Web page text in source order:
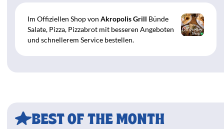
Im Offiziellen Shop von Akropolis Grill Bünde
Salate, Pizza, Pizzabrot mit besseren Angeboten
und schnellerem Service bestellen.
BEST OF THE MONTH